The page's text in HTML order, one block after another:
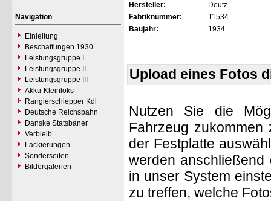
Navigation
Einleitung
Beschaffungen 1930
Leistungsgruppe I
Leistungsgruppe II
Leistungsgruppe III
Akku-Kleinloks
Rangierschlepper Kdl
Deutsche Reichsbahn
Danske Statsbaner
Verbleib
Lackierungen
Sonderseiten
Bildergalerien
Hersteller:
Deutz
Fabriknummer:
11534
Baujahr:
1934
Upload eines Fotos
Nutzen Sie die
Fahrzeug
der Festplatte
werden anschließend
in unser System
zu treffen, welche